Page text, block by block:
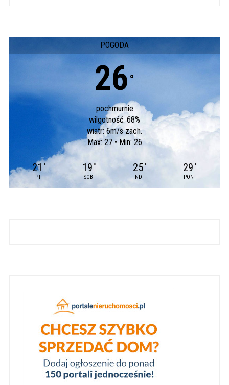
POGODA
26 °
pochmurnie
wilgotność: 68%
wiatr: 6m/s zach.
Max: 27 • Min: 26
21 °
PT
19 °
SOB
25 °
ND
29 °
PON